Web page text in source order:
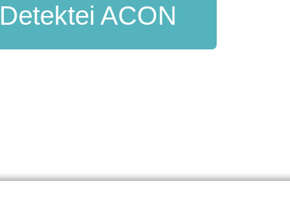
Detektei ACON